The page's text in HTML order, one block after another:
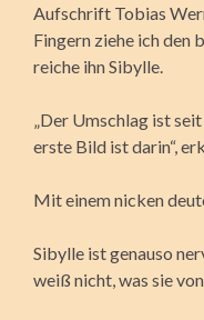
Aufschrift Tobias
Fingern ziehe ich den
reiche ihn Sibylle.
„Der Umschlag ist
erste Bild ist darin“,
Mit einem nicken
Sibylle ist genauso
weiß nicht, was sie